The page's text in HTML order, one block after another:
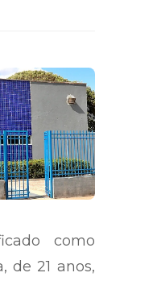
como
de 21 anos,